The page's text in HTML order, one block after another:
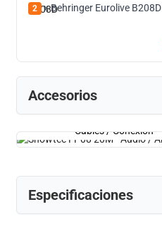
2 x Behringer Eurolive B208D
Accesorios
Cables / Conexión
Especificaciones